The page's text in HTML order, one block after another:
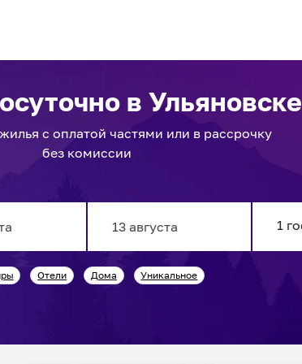
в Ульяновске
с оплатой частями или в рассрочку
без комиссии
backward
Отели Дома Уникальное